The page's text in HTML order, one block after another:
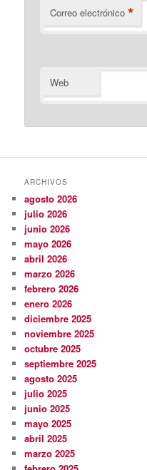
Correo electrónico *
Web
ARCHIVOS
agosto 2026
julio 2026
junio 2026
mayo 2026
abril 2026
marzo 2026
febrero 2026
enero 2026
diciembre 2025
noviembre 2025
octubre 2025
septiembre 2025
agosto 2025
julio 2025
junio 2025
mayo 2025
abril 2025
marzo 2025